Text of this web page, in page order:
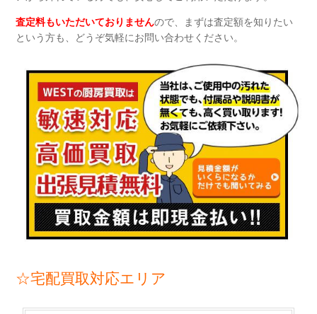
査定料もいただいておりませんので、まずは査定額を知りたい
という方も、どうぞ気軽にお問い合わせください。
☆宅配買取対応エリア